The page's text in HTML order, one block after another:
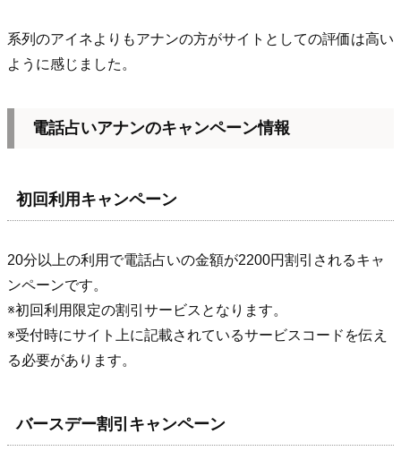
系列のアイネよりもアナンの方がサイトとしての評価は高い
ように感じました。
電話占いアナンのキャンペーン情報
初回利用キャンペーン
20分以上の利用で電話占いの金額が2200円割引されるキャ
ンペーンです。
※初回利用限定の割引サービスとなります。
※受付時にサイト上に記載されているサービスコードを伝え
る必要があります。
バースデー割引キャンペーン